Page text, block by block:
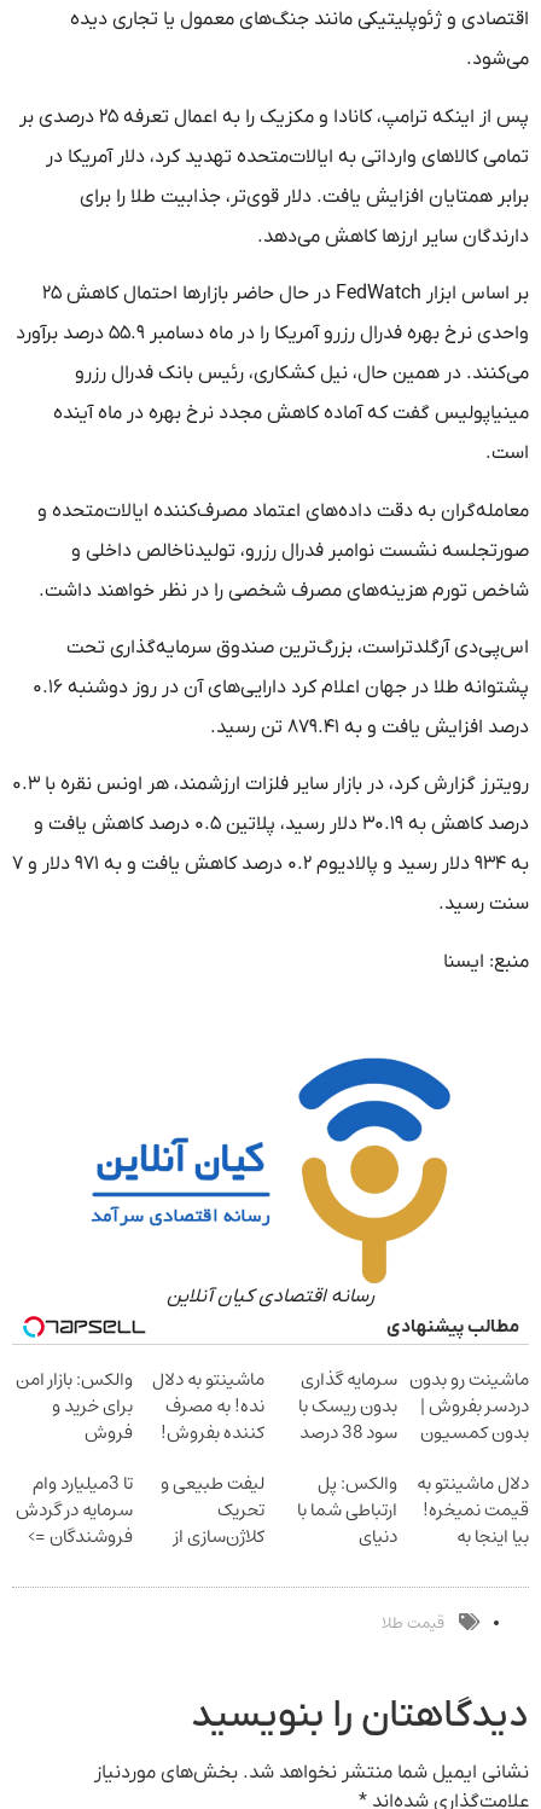
اقتصادی و ژئوپلیتیکی مانند جنگ‌های معمول یا تجاری دیده
می‌شود.
پس از اینکه ترامپ، کانادا و مکزیک را به اعمال تعرفه ۲۵ درصدی بر
تمامی کالاهای وارداتی به ایالات‌متحده تهدید کرد، دلار آمریکا در
برابر همتایان افزایش یافت. دلار قوی‌تر، جذابیت طلا را برای
دارندگان سایر ارزها کاهش می‌دهد.
بر اساس ابزار FedWatch در حال حاضر بازارها احتمال کاهش ۲۵
واحدی نرخ بهره فدرال رزرو آمریکا را در ماه دسامبر ۵۵.۹ درصد برآورد
می‌کنند. در همین حال، نیل کشکاری، رئیس بانک فدرال رزرو
مینیاپولیس گفت که آماده کاهش مجدد نرخ بهره در ماه آینده
است.
معامله‌گران به دقت داده‌های اعتماد مصرف‌کننده ایالات‌متحده و
صورتجلسه نشست نوامبر فدرال رزرو، تولیدناخالص داخلی و
شاخص تورم هزینه‌های مصرف شخصی را در نظر خواهند داشت.
اس‌پی‌دی آرگلدتراست، بزرگ‌ترین صندوق سرمایه‌گذاری تحت
پشتوانه طلا در جهان اعلام کرد دارایی‌های آن در روز دوشنبه ۰.۱۶
درصد افزایش یافت و به ۸۷۹.۴۱ تن رسید.
رویترز گزارش کرد، در بازار سایر فلزات ارزشمند، هر اونس نقره با ۰.۳
درصد کاهش به ۳۰.۱۹ دلار رسید، پلاتین ۰.۵ درصد کاهش یافت و
به ۹۳۴ دلار رسید و پالادیوم ۰.۲ درصد کاهش یافت و به ۹۷۱ دلار و ۷
سنت رسید.
منبع: ایسنا
رسانه اقتصادی کیان آنلاین
مطالب پیشنهادی
ماشینت رو بدون
دردسر بفروش |
بدون کمسیون
سرمایه گذاری
بدون ریسک با
سود 38 درصد
ماشینتو به دلال
نده! به مصرف
کننده بفروش!
یک تماس
والکس: بازار امن
برای خرید و
فروش
دیجیتال
دلال ماشینتو به
قیمت نمیخره!
بیا اینجا به
بفروش*فقط
خریدار واقعی*
والکس: پل
ارتباطی شما با
دنیای
دیجیتال
لیفت طبیعی و
تحریک
کلاژن‌سازی از
24ماه ماندگاری
تا 3میلیارد وام
سرمایه در گردش
فروشندگان =>
ثبت کن
قیمت طلا
دیدگاهتان را بنویسید
نشانی ایمیل شما منتشر نخواهد شد. بخش‌های موردنیاز
علامت‌گذاری شده‌اند *